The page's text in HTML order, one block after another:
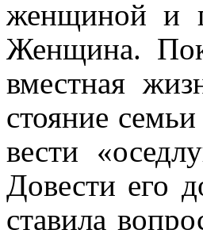
женщиной и
Женщина.
вместная
стояние
вести
Довести его
ставила